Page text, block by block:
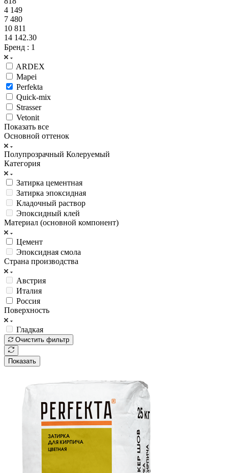
4 149
7 480
10 811
14 142.30
Бренд : 1
ARDEX
Mapei
Perfekta
Quick-mix
Strasser
Vetonit
Показать все
Основной оттенок
Полупрозрачный Колеруемый
Категория
Затирка цементная
Затирка эпоксидная
Кладочный раствор
Эпоксидный клей
Материал (основной компонент)
Цемент
Эпоксидная смола
Страна производства
Австрия
Италия
Россия
Поверхность
Гладкая
Очистить фильтр
Показать